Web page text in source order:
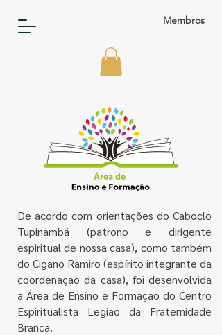
Membros
De acordo com orientações do Caboclo
Tupinambá (patrono e dirigente
espiritual de nossa casa), como também
do Cigano Ramiro (espírito integrante da
coordenação da casa), foi desenvolvida
a Área de Ensino e Formação do Centro
Espiritualista Legião da Fraternidade
Branca.